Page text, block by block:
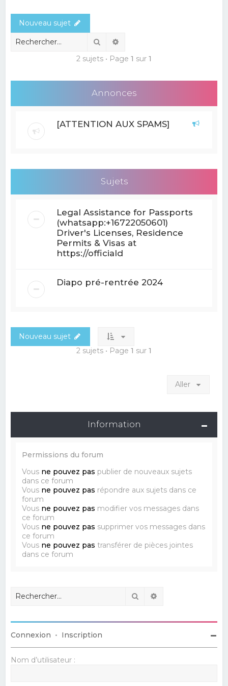
r
Nouveau sujet
Rechercher
2 sujets • Page 1 sur 1
Annonces
[ATTENTION AUX SPAMS]
Sujets
Legal Assistance for Passports
(whatsapp:+16722050601)
Driver's Licenses, Residence
Permits & Visas at
https://officiald
Diapo pré-rentrée 2024
Nouveau sujet
2 sujets • Page 1 sur 1
Aller
Information
Permissions du forum
Vous ne pouvez pas publier de nouveaux sujets
dans ce forum
Vous ne pouvez pas répondre aux sujets dans ce
forum
Vous ne pouvez pas modifier vos messages dans
ce forum
Vous ne pouvez pas supprimer vos messages dans
ce forum
Vous ne pouvez pas transférer de pièces jointes
dans ce forum
Rechercher
Connexion • Inscription
Nom d’utilisateur :